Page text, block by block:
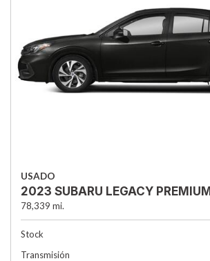
USADO
2023 SUBARU LEGACY PREMIUM
78,339 mi.
Stock
Transmisión